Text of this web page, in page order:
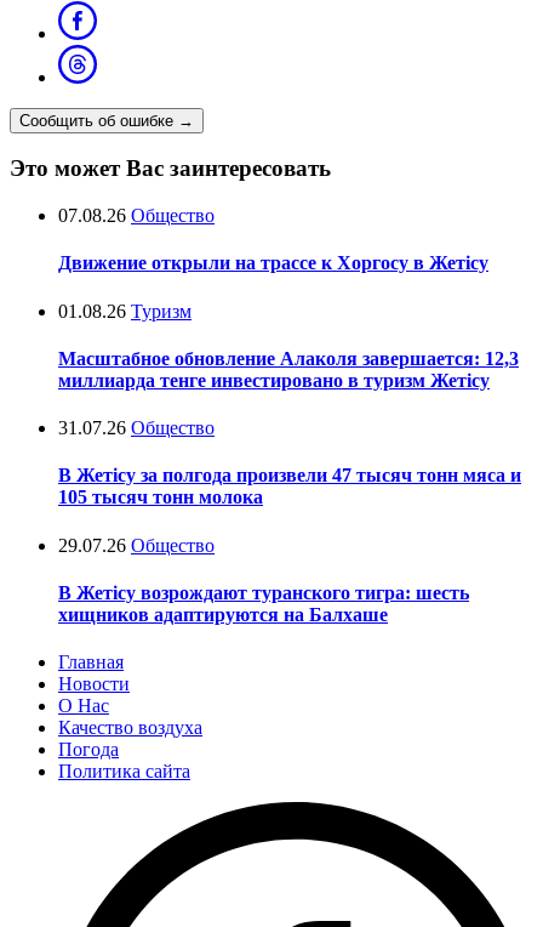
Сообщить об ошибке →
Это может Вас заинтересовать
07.08.26 Общество
Движение открыли на трассе к Хоргосу в Жетісу
01.08.26 Туризм
Масштабное обновление Алаколя завершается: 12,3
миллиарда тенге инвестировано в туризм Жетісу
31.07.26 Общество
В Жетісу за полгода произвели 47 тысяч тонн мяса и
105 тысяч тонн молока
29.07.26 Общество
В Жетісу возрождают туранского тигра: шесть
хищников адаптируются на Балхаше
Главная
Новости
О Нас
Качество воздуха
Погода
Политика сайта